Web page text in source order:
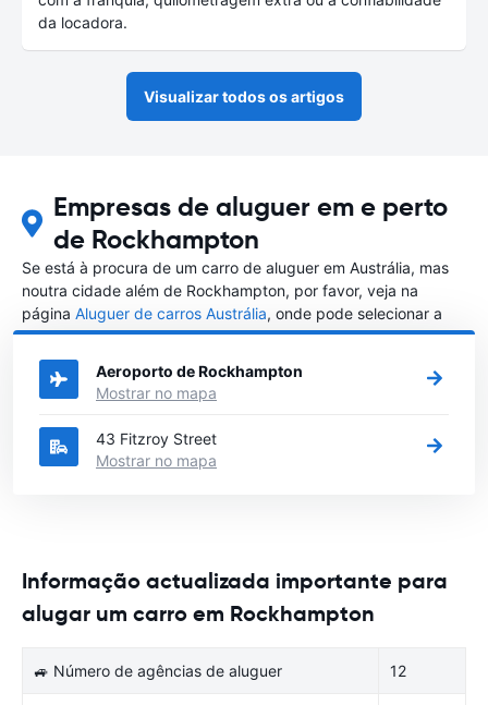
da locadora.
Visualizar todos os artigos
Empresas de aluguer em e perto
de Rockhampton
Se está à procura de um carro de aluguer em Austrália, mas
noutra cidade além de Rockhampton, por favor, veja na
página Aluguer de carros Austrália, onde pode selecionar a
outra cidade em Austrália que gostaria de alugar um carro
Aeroporto de Rockhampton
Mostrar no mapa
43 Fitzroy Street
Mostrar no mapa
Informação actualizada importante para
alugar um carro em Rockhampton
🚙 Número de agências de aluguer 12